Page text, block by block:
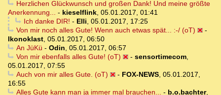
Herzlichen Glückwunsch und großen Dank! Und meine größte
Anerkennung... - kieselflink, 05.01.2017, 01:41
Ich danke DIR! - Elli, 05.01.2017, 17:25
Von mir noch alles Gute! Wenn auch etwas spät... :-/ (oT)
-
Ikonoklast, 05.01.2017, 06:50
An JüKü - Odin, 05.01.2017, 06:57
Von mir ebenfalls alles Gute! (oT)
- sensortimecom,
05.01.2017, 07:55
Auch von mir alles Gute. (oT)
- FOX-NEWS, 05.01.2017,
16:55
Alles Gute kann man ja immer mal brauchen... - b.o.bachter,